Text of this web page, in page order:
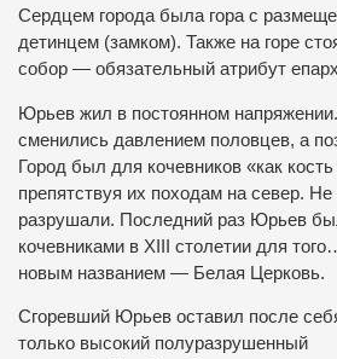
Сердцем города была гора с
детинцем (замком). Также на горе
собор — обязательный атрибут
Юрьев жил в постоянном
сменились давлением половцев, а
Город был для кочевников «как
препятствуя их походам на север. Не
разрушали. Последний раз Юрьев
кочевниками в ХІІІ столетии для
новым названием — Белая Церковь.
Сгоревший Юрьев оставил после
только высокий полуразрушенный